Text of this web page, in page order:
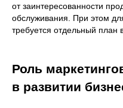
от заинтересованности
обслуживания. При этом
требуется отдельный план
Роль
в развитии